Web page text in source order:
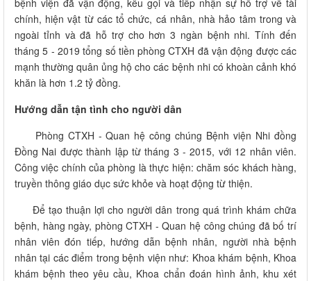
chính, hiện vật từ các tổ chức, cá nhân, nhà hảo tâm trong và
ngoài tỉnh và đã hỗ trợ cho hơn 3 ngàn bệnh nhi. Tính đến
tháng 5 - 2019 tổng số tiền phòng CTXH đã vận động được các
mạnh thường quân ủng hộ cho các bệnh nhi có khoàn cảnh khó
khăn là hơn 1.2 tỷ đồng.
Hướng dẫn tận tình cho người dân
Phòng CTXH - Quan hệ công chúng Bệnh viện Nhi đồng
Đồng Nai được thành lập từ tháng 3 - 2015, với 12 nhân viên.
Công việc chính của phòng là thực hiện: chăm sóc khách hàng,
truyền thông giáo dục sức khỏe và hoạt động từ thiện.
Để tạo thuận lợi cho người dân trong quá trình khám chữa
bệnh, hàng ngày, phòng CTXH - Quan hệ công chúng đã bố trí
nhân viên đón tiếp, hướng dẫn bệnh nhân, người nhà bệnh
nhân tại các điểm trong bệnh viện như: Khoa khám bệnh, Khoa
khám bệnh theo yêu cầu, Khoa chẩn đoán hình ảnh, khu xét